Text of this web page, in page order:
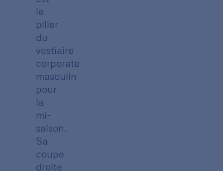
le
pilier
du
vestiaire
corporate
masculin
pour
la
mi-
saison.
Sa
coupe
droite